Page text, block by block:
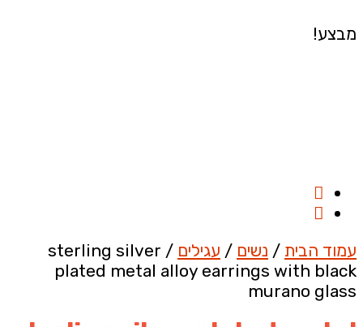
מבצע!
עמוד הבית / נשים / עגילים
/ sterling silver
plated metal alloy earrings with black
murano glass